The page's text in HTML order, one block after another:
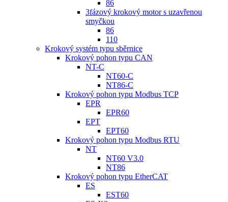
86
3fázový krokový motor s uzavřenou
smyčkou
86
110
Krokový systém typu sběrnice
Krokový pohon typu CAN
NT-C
NT60-C
NT86-C
Krokový pohon typu Modbus TCP
EPR
EPR60
EPT
EPT60
Krokový pohon typu Modbus RTU
NT
NT60 V3.0
NT86
Krokový pohon typu EtherCAT
ES
EST60